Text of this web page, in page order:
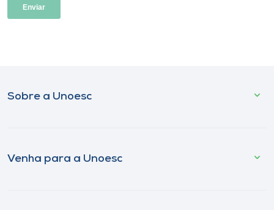
Sobre a Unoesc
Venha para a Unoesc